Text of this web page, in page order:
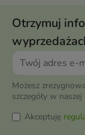
Otrzymuj
Możesz
szczegóły w
Akceptuję